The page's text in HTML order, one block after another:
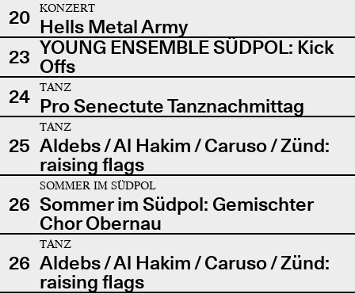
20
KONZERT
Hells Metal Army
23 YOUNG ENSEMBLE SÜDPOL: Kick
Offs
24
TANZ
Pro Senectute Tanznachmittag
25
TANZ
Aldebs / Al Hakim / Caruso / Zünd:
raising flags
26
SOMMER IM SÜDPOL
Sommer im Südpol: Gemischter
Chor Obernau
26
TANZ
Aldebs / Al Hakim / Caruso / Zünd:
raising flags